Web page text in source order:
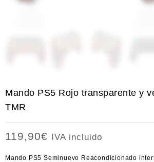
Mando PS5 Rojo transparente y
TMR
119,90€ IVA incluido
Mando PS5 Seminuevo Reacondicionado